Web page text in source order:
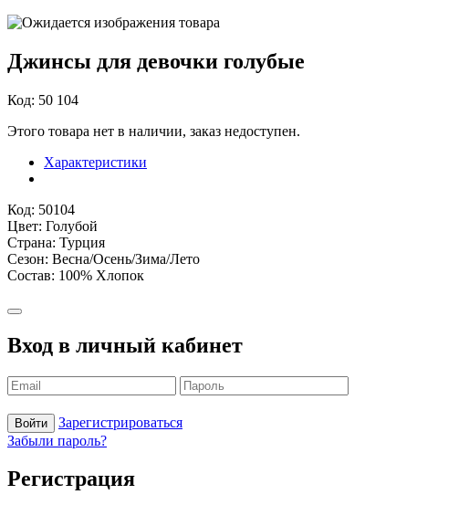
Джинсы для девочки голубые
Код: 50 104
Этого товара нет в наличии, заказ недоступен.
Характеристики
Код: 50104
Цвет: Голубой
Страна: Турция
Сезон: Весна/Осень/Зима/Лето
Состав: 100% Хлопок
Вход в личный кабинет
Войти
Зарегистрироваться
Забыли пароль?
Регистрация